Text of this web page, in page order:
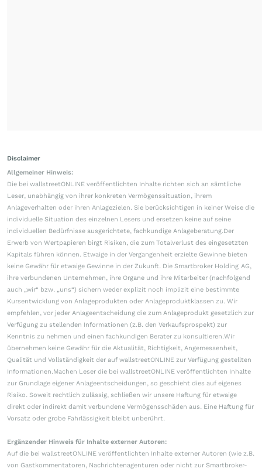
Disclaimer
Allgemeiner Hinweis:
Die bei wallstreetONLINE veröffentlichten Inhalte richten sich an sämtliche
Leser, unabhängig von ihrer konkreten Vermögenssituation, ihrem
Anlageverhalten oder ihren Anlagezielen. Sie berücksichtigen in keiner Weise die
individuelle Situation des einzelnen Lesers und ersetzen keine auf seine
individuellen Bedürfnisse ausgerichtete, fachkundige Anlageberatung.Der
Erwerb von Wertpapieren birgt Risiken, die zum Totalverlust des eingesetzten
Kapitals führen können. Etwaige in der Vergangenheit erzielte Gewinne bieten
keine Gewähr für etwaige Gewinne in der Zukunft. Die Smartbroker Holding AG,
ihre verbundenen Unternehmen, ihre Organe und ihre Mitarbeiter (nachfolgend
auch „wir“ bzw. „uns“) sichern weder explizit noch implizit eine bestimmte
Kursentwicklung von Anlageprodukten oder Anlageproduktklassen zu. Wir
empfehlen, vor jeder Anlageentscheidung die zum Anlageprodukt gesetzlich zur
Verfügung zu stellenden Informationen (z.B. den Verkaufsprospekt) zur
Kenntnis zu nehmen und einen fachkundigen Berater zu konsultieren.Wir
übernehmen keine Gewähr für die Aktualität, Richtigkeit, Angemessenheit,
Qualität und Vollständigkeit der auf wallstreetONLINE zur Verfügung gestellten
Informationen.Machen Leser die bei wallstreetONLINE veröffentlichten Inhalte
zur Grundlage eigener Anlageentscheidungen, so geschieht dies auf eigenes
Risiko. Soweit rechtlich zulässig, schließen wir unsere Haftung für etwaige
direkt oder indirekt damit verbundene Vermögensschäden aus. Eine Haftung für
Vorsatz oder grobe Fahrlässigkeit bleibt unberührt.
Ergänzender Hinweis für Inhalte externer Autoren:
Auf die bei wallstreetONLINE veröffentlichten Inhalte externer Autoren (wie z.B.
von Gastkommentatoren, Nachrichtenagenturen oder nicht zur Smartbroker-